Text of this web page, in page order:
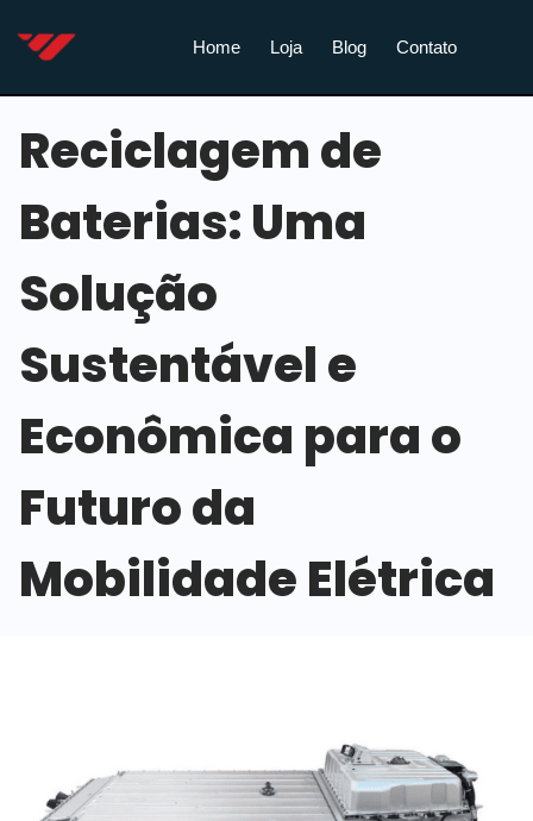
Home Loja Blog Contato
Reciclagem de
Baterias: Uma
Solução
Sustentável e
Econômica para o
Futuro da
Mobilidade Elétrica